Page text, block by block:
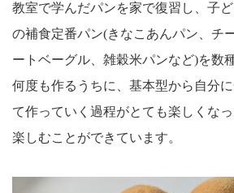
教室で学んだパンを家で復習し、子
の補食定番パン(きなこあんパン、チ
ートベーグル、雑穀米パンなど)を数
何度も作るうちに、基本型から自分
て作っていく過程がとても楽しくな
楽しむことができています。